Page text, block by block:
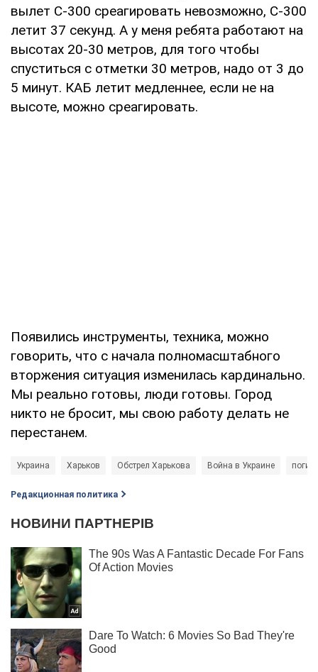
вылет С-300 среагировать невозможно, С-300
летит 37 секунд. А у меня ребята работают на
высотах 20-30 метров, для того чтобы
спуститься с отметки 30 метров, надо от 3 до
5 минут. КАБ летит медленнее, если не на
высоте, можно среагировать.
Появились инструменты, техника, можно
говорить, что с начала полномасштабного
вторжения ситуация изменилась кардинально.
Мы реально готовы, люди готовы. Город
никто не бросит, мы свою работу делать не
перестанем.
Украина Харьков Обстрел Харькова Война в Украине
Редакционная политика